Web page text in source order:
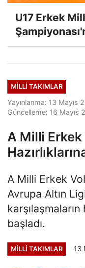
U17 Erkek
MILLI TAKIMLAR
Yayınlanma: 13 Mayıs
Güncelleme: 16 Mayıs
A Milli Erkek
A Milli Erkek
Avrupa Altın
karşılaşmaların
başladı.
MILLI TAKIMLAR 13